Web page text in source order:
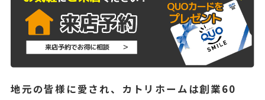
地元の皆様に愛され、カトリホームは創業60